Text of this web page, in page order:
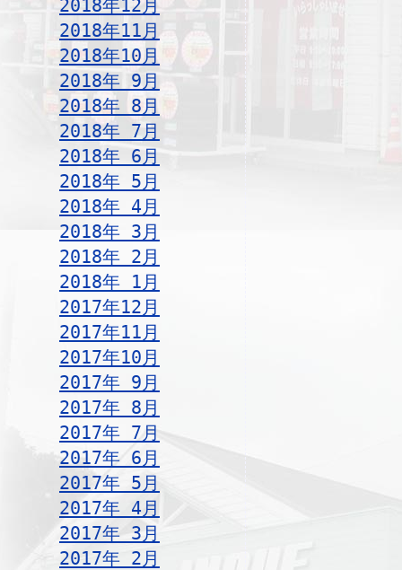
2018年12月
2018年11月
2018年10月
2018年 9月
2018年 8月
2018年 7月
2018年 6月
2018年 5月
2018年 4月
2018年 3月
2018年 2月
2018年 1月
2017年12月
2017年11月
2017年10月
2017年 9月
2017年 8月
2017年 7月
2017年 6月
2017年 5月
2017年 4月
2017年 3月
2017年 2月